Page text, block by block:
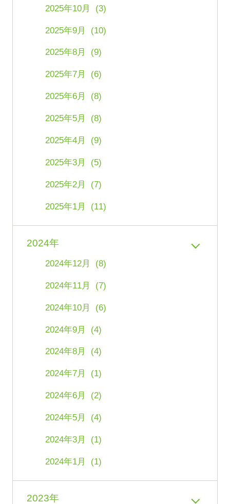
2025年10月 (3)
2025年9月 (10)
2025年8月 (9)
2025年7月 (6)
2025年6月 (8)
2025年5月 (8)
2025年4月 (9)
2025年3月 (5)
2025年2月 (7)
2025年1月 (11)
2024年
2024年12月 (8)
2024年11月 (7)
2024年10月 (6)
2024年9月 (4)
2024年8月 (4)
2024年7月 (1)
2024年6月 (2)
2024年5月 (4)
2024年3月 (1)
2024年1月 (1)
2023年